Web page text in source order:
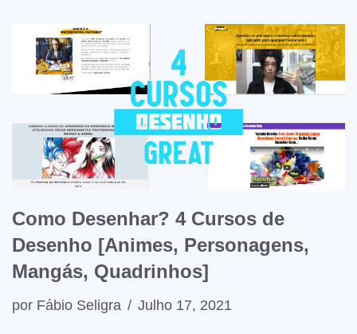
Como Desenhar? 4 Cursos de
Desenho [Animes, Personagens,
Mangás, Quadrinhos]
por Fábio Seligra Julho 17, 2021